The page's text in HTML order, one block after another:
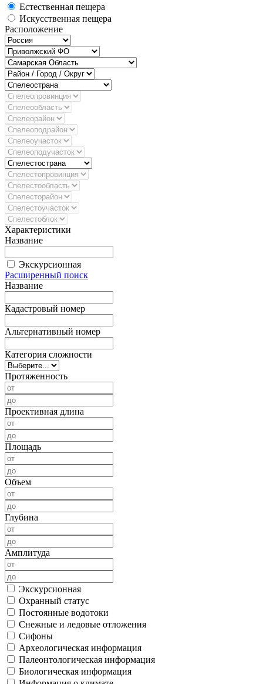
Естественная пещера
Искусственная пещера
Расположение
Характеристики
Название
Экскурсионная
Расширенный поиск
Название
Кадастровый номер
Альтернативный номер
Категория сложности
Протяженность
Проективная длина
Площадь
Объем
Глубина
Амплитуда
Экскурсионная
Охранный статус
Постоянные водотоки
Снежные и ледовые отложения
Сифоны
Археологическая информация
Палеонтологическая информация
Биологическая информация